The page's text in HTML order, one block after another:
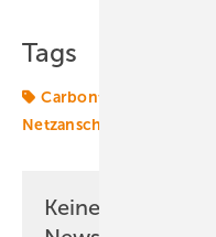
Tags
Carbonfreed
Netzanschluss
Keine Zeit? Kein